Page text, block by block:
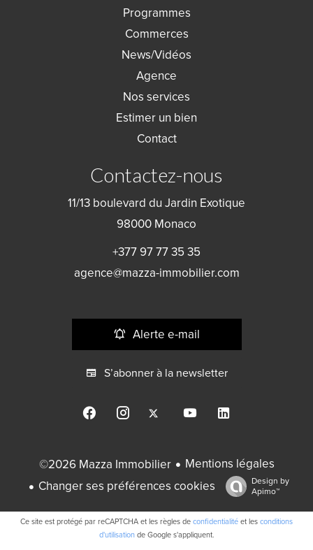
Programmes
Commerces
News/Vidéos
Agence
Nos services
Estimer un bien
Contact
Contactez-nous
11/13 boulevard du Jardin Exotique
98000 Monaco
+377 97 77 35 35
agence@mazza-immobilier.com
Alerte e-mail
S’abonner à la newsletter
©2026 Mazza Immobilier
Mentions légales
Changer ses préférences cookies
Design by
Apimo™
Ce site est protégé par reCAPTCHA et les règles de confidentialité et les conditions
d'utilisationde Google s'appliquent.